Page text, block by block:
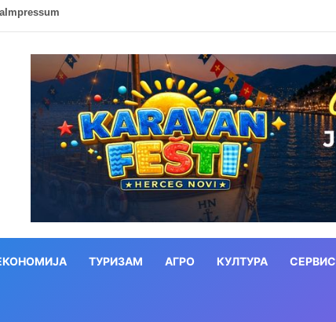
Impressum
ТУРИЗАМ АГРО КУЛТУРА СЕРВИС